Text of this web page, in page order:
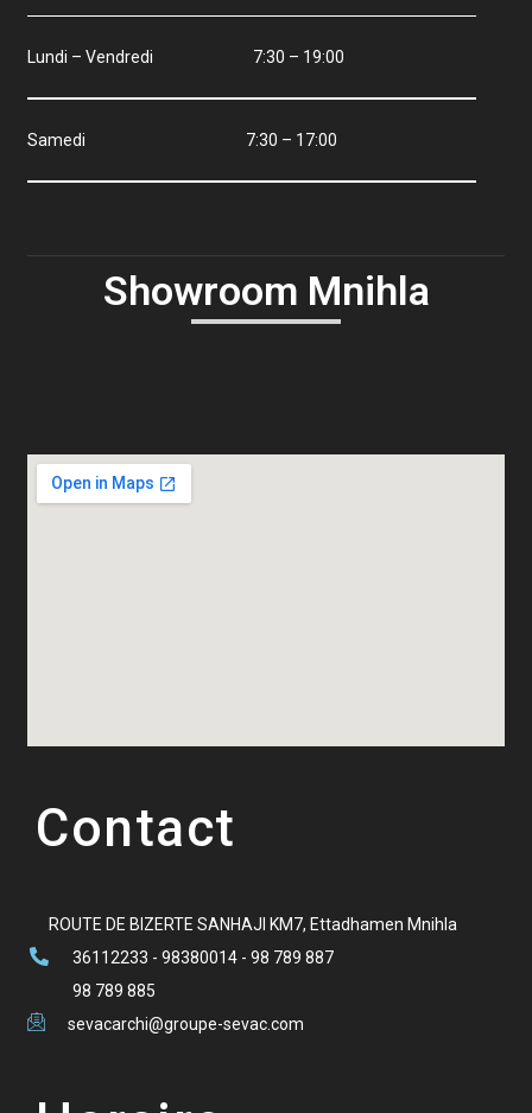
Lundi – Vendredi 7:30 – 19:00
Samedi 7:30 – 17:00
Showroom Mnihla
Contact
ROUTE DE BIZERTE SANHAJI KM7, Ettadhamen Mnihla
36112233 - 98380014 - 98 789 887
98 789 885
sevacarchi@groupe-sevac.com